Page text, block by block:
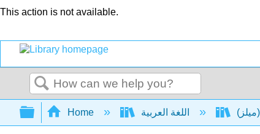
This action is not available.
Search
Expand/collapse global hierarchy
Home